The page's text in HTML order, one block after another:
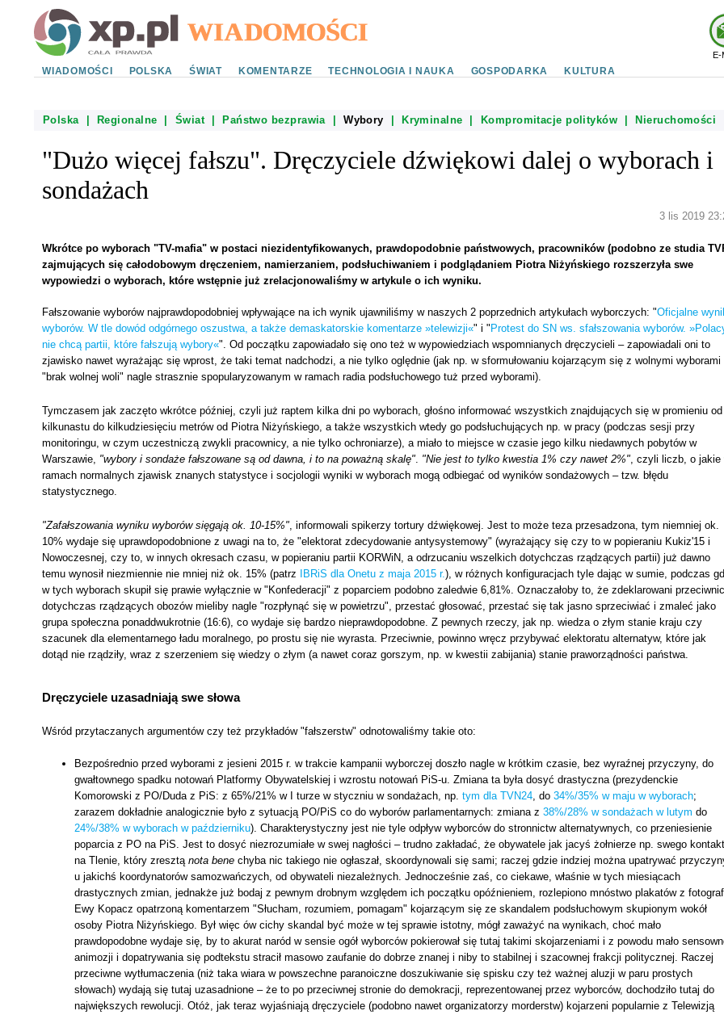
E-
WIADOMOŚCI POLSKA ŚWIAT KOMENTARZE TECHNOLOGIA I NAUKA GOSPODARKA KULTURA
Polska| Regionalne Świat| Państwo bezprawia|Wybory Kryminalne Kompromitacje polityków Nieruchomości
"Dużo więcej fałszu". Dręczyciele dźwiękowi dalej o wyborach i
sondażach
3 lis 2019
Wkrótce po wyborach "TV-mafia" w postaci niezidentyfikowanych, prawdopodobnie państwowych, pracowników (podobno ze studia
zajmujących się całodobowym dręczeniem, namierzaniem, podsłuchiwaniem i podglądaniem Piotra Niżyńskiego rozszerzyła swe
wypowiedzi o wyborach, które wstępnie już zrelacjonowaliśmy w artykule o ich wyniku.
Fałszowanie wyborów najprawdopodobniej wpływające na ich wynik ujawniliśmy w naszych 2 poprzednich artykułach wyborczych: "Oficjalne
wyborów. W tle dowód odgórnego oszustwa, a także demaskatorskie komentarze »telewizji«" i " Protest do SN ws. sfałszowania wyborów.
nie chcą partii, które fałszują wybory«". Od początku zapowiadało się ono też w wypowiedziach wspomnianych dręczycieli – zapowiadali oni to
zjawisko nawet wyrażając się wprost, że taki temat nadchodzi, a nie tylko oględnie (jak np. w sformułowaniu kojarzącym się z wolnymi wyborami
"brak wolnej woli" nagle strasznie spopularyzowanym w ramach radia podsłuchowego tuż przed wyborami).
Tymczasem jak zaczęto wkrótce później, czyli już raptem kilka dni po wyborach, głośno informować wszystkich znajdujących się w promieniu od
kilkunastu do kilkudziesięciu metrów od Piotra Niżyńskiego, a także wszystkich wtedy go podsłuchujących np. w pracy (podczas sesji przy
monitoringu, w czym uczestniczą zwykli pracownicy, a nie tylko ochroniarze), a miało to miejsce w czasie jego kilku niedawnych pobytów w
Warszawie, "wybory i sondaże fałszowane są od dawna, i to na poważną skalę". "Nie jest to tylko kwestia 1% czy nawet 2%", czyli liczb, o jakie
ramach normalnych zjawisk znanych statystyce i socjologii wyniki w wyborach mogą odbiegać od wyników sondażowych – tzw. błędu
statystycznego.
"Zafałszowania wyniku wyborów sięgają ok. 10-15%", informowali spikerzy tortury dźwiękowej. Jest to może teza przesadzona, tym niemniej ok.
10% wydaje się uprawdopodobnione z uwagi na to, że "elektorat zdecydowanie antysystemowy" (wyrażający się czy to w popieraniu Kukiz'15 i
Nowoczesnej, czy to, w innych okresach czasu, w popieraniu partii KORWiN, a odrzucaniu wszelkich dotychczas rządzących partii) już dawno
temu wynosił niezmiennie nie mniej niż ok. 15% (patrz
IBRiS dla Onetu z maja 2015 r.), w różnych konfiguracjach tyle dając w sumie, podczas
w tych wyborach skupił się prawie wyłącznie w "Konfederacji" z poparciem podobno zaledwie 6,81%. Oznaczałoby to, że zdeklarowani
dotychczas rządzących obozów mieliby nagle "rozpłynąć się w powietrzu", przestać głosować, przestać się tak jasno sprzeciwiać i zmaleć jako
grupa społeczna ponaddwukrotnie (16:6), co wydaje się bardzo nieprawdopodobne. Z pewnych rzeczy, jak np. wiedza o złym stanie kraju czy
szacunek dla elementarnego ładu moralnego, po prostu się nie wyrasta. Przeciwnie, powinno wręcz przybywać elektoratu alternatyw, które jak
dotąd nie rządziły, wraz z szerzeniem się wiedzy o złym (a nawet coraz gorszym, np. w kwestii zabijania) stanie praworządności państwa.
Dręczyciele uzasadniają swe słowa
Wśród przytaczanych argumentów czy też przykładów "fałszerstw" odnotowaliśmy takie oto:
Bezpośrednio przed wyborami z jesieni 2015 r. w trakcie kampanii wyborczej doszło nagle w krótkim czasie, bez wyraźnej przyczyny, do
gwałtownego spadku notowań Platformy Obywatelskiej i wzrostu notowań PiS-u. Zmiana ta była dosyć drastyczna (prezydenckie
Komorowski z PO/Duda z PiS: z 65%/21% w I turze w styczniu w sondażach, np. tym dla TVN24, do 34%/35% w maju w wyborach;
zarazem dokładnie analogicznie było z sytuacją PO/PiS co do wyborów parlamentarnych: zmiana z 38%/28% w sondażach w lutym do
24%/38% w wyborach w październiku). Charakterystyczny jest nie tyle odpływ wyborców do stronnictw alternatywnych, co przeniesienie
poparcia z PO na PiS. Jest to dosyć niezrozumiałe w swej nagłości – trudno zakładać, że obywatele jak jacyś żołnierze np. swego
na Tlenie, który zresztą nota bene chyba nic takiego nie ogłaszał, skoordynowali się sami; raczej gdzie indziej można upatrywać
u jakichś koordynatorów samozwańczych, od obywateli niezależnych. Jednocześnie zaś, co ciekawe, właśnie w tych miesiącach
drastycznych zmian, jednakże już bodaj z pewnym drobnym względem ich początku opóźnieniem, rozlepiono mnóstwo plakatów z
Ewy Kopacz opatrzoną komentarzem "Słucham, rozumiem, pomagam" kojarzącym się ze skandalem podsłuchowym skupionym wokół
osoby Piotra Niżyńskiego. Był więc ów cichy skandal być może w tej sprawie istotny, mógł zaważyć na wynikach, choć mało
prawdopodobne wydaje się, by to akurat naród w sensie ogół wyborców pokierował się tutaj takimi skojarzeniami i z powodu mało
animozji i dopatrywania się podtekstu stracił masowo zaufanie do dobrze znanej i niby to stabilnej i szacownej frakcji politycznej. Raczej
przeciwne wytłumaczenia (niż taka wiara w powszechne paranoiczne doszukiwanie się spisku czy też ważnej aluzji w paru prostych
słowach) wydają się tutaj uzasadnione – że to po przeciwnej stronie do demokracji, reprezentowanej przez wyborców, dochodziło tutaj do
największych rewolucji. Otóż, jak teraz wyjaśniają dręczyciele (podobno nawet organizatorzy morderstw) kojarzeni popularnie z Telewizją